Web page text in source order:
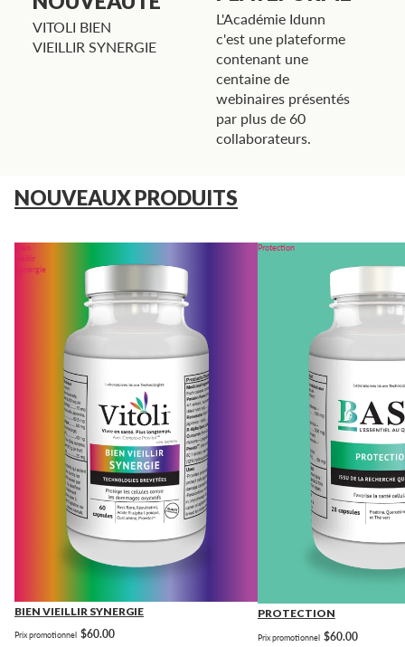
VITOLI BIEN
VIEILLIR SYNERGIE
L'Académie Idunn
c'est une plateforme
contenant une
centaine de
webinaires présentés
par plus de 60
collaborateurs.
NOUVEAUX PRODUITS
Bien
vieillir
Synergie
BIEN VIEILLIR SYNERGIE
Prix promotionnel $60.00
Protection
PROTECTION
Prix promotionnel $60.00